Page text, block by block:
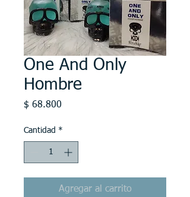
One And Only
Hombre
$ 68.800
Cantidad *
Agregar al carrito